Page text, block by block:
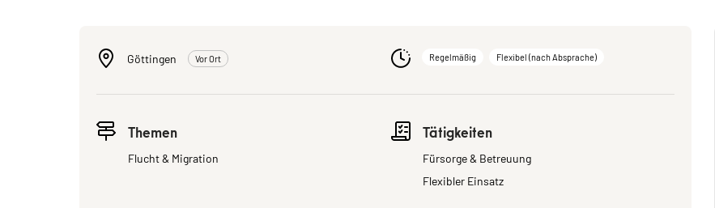
Göttingen Vor Ort Regelmäßig Flexibel (nach Absprache)
Themen
Flucht & Migration
Tätigkeiten
Fürsorge & Betreuung
Flexibler Einsatz